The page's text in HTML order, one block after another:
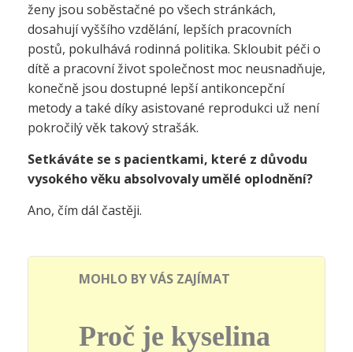
ženy jsou soběstačné po všech stránkách,
dosahují vyššího vzdělání, lepších pracovních
postů, pokulhává rodinná politika. Skloubit péči o
dítě a pracovní život společnost moc neusnadňuje,
konečně jsou dostupné lepší antikoncepční
metody a také díky asistované reprodukci už není
pokročilý věk takový strašák.
Setkáváte se s pacientkami, které z důvodu
vysokého věku absolvovaly umělé oplodnění?
Ano, čím dál častěji.
MOHLO BY VÁS ZAJÍMAT
Proč je kyselina